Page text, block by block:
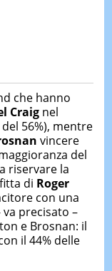
che hanno
Craignel
56%), mentre
vincere
del
riservare la
di Roger
con una
precisato –
e Brosnan: il
il 44% delle